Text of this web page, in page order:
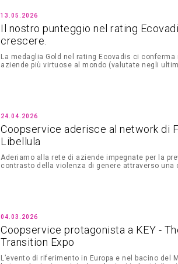
13.05.2026
Il nostro punteggio nel rating
crescere.
La medaglia Gold nel rating Ecovadis ci conferma
aziende più virtuose al mondo (valutate negli
24.04.2026
Coopservice aderisce al network di
Libellula
Aderiamo alla rete di aziende impegnate per la
contrasto della violenza di genere attraverso una
04.03.2026
Coopservice protagonista a KEY -
Transition Expo
L’evento di riferimento in Europa e nel bacino del